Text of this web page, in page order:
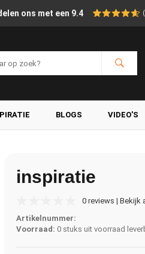
ons met een 9.4
BLOGS VIDEO'S
inspiratie
0 reviews | Bekijk
Artikelnummer:
Voorraad: 0 stuks uit voorraad